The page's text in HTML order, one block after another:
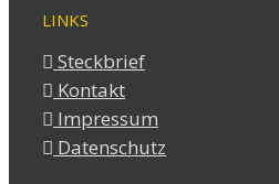
LINKS
Steckbrief
Kontakt
Impressum
Datenschutz